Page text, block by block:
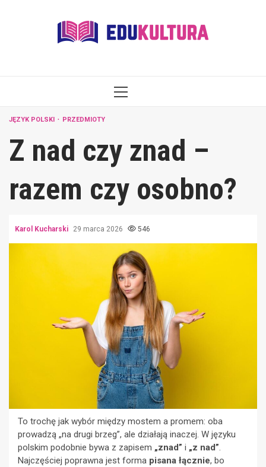
PRIMARY
JĘZYK POLSKI PRZEDMIOTY
Z nad czy znad –
razem czy osobno?
Karol Kucharski 29 marca 2026 546
To trochę jak wybór między mostem a promem: oba
prowadzą „na drugi brzeg”, ale działają inaczej. W języku
polskim podobnie bywa z zapisem „znad” i „z nad”.
Najczęściej poprawna jest forma pisana łącznie, bo